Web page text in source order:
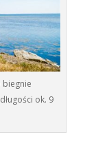
biegnie
ok. 9